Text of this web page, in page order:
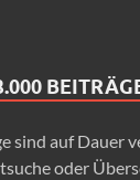
sind auf Dauer
oder